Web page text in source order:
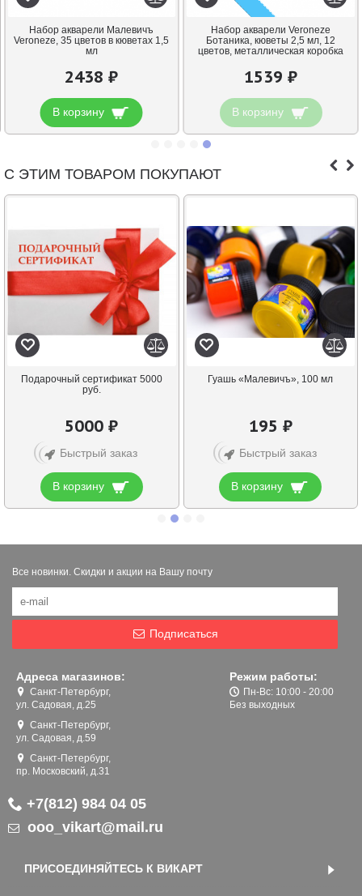
Набор акварели Малевичъ
Veroneze, 35 цветов в кюветах 1,5
мл
2438 ₽
В корзину
Набор акварели Veroneze
Ботаника, кюветы 2,5 мл, 12
цветов, металлическая коробка
1539 ₽
В корзину
С ЭТИМ ТОВАРОМ ПОКУПАЮТ
Подарочный сертификат 5000
руб.
5000 ₽
Быстрый заказ
В корзину
Гуашь «Малевичъ», 100 мл
195 ₽
Быстрый заказ
В корзину
Все новинки. Скидки и акции на Вашу почту
Подписаться
Адреса магазинов:
Санкт-Петербург,
ул. Садовая, д.25
Санкт-Петербург,
ул. Садовая, д.59
Санкт-Петербург,
пр. Московский, д.31
Режим работы:
Пн-Вс: 10:00 - 20:00
Без выходных
+7(812) 984 04 05
ooo_vikart@mail.ru
ПРИСОЕДИНЯЙТЕСЬ К ВИКАРТ